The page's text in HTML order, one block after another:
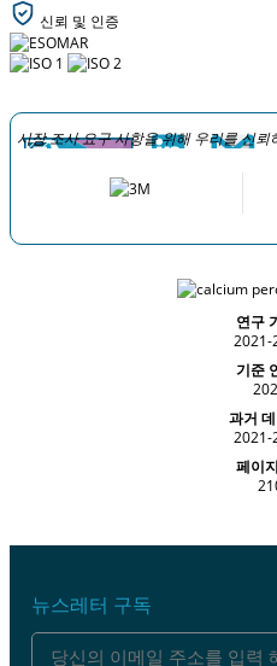
신뢰 및 인증
시장 조사 요구 사항을 위해 우리를 신뢰
연구
2021-
기준
과거
2021-
페이
뉴스레터 구독